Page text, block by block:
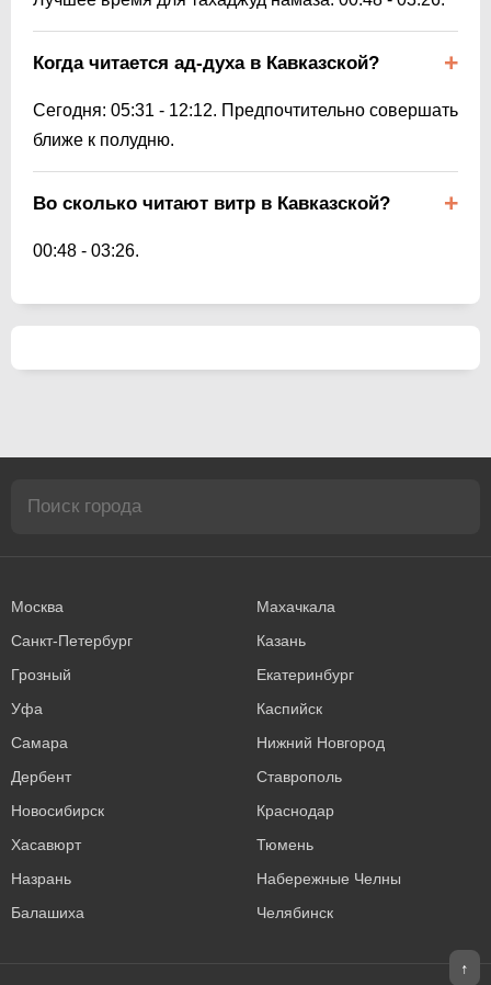
Когда читается ад-духа в Кавказской?
Сегодня: 05:31 - 12:12. Предпочтительно совершать
ближе к полудню.
Во сколько читают витр в Кавказской?
00:48 - 03:26.
Москва
Махачкала
Санкт-Петербург
Казань
Грозный
Екатеринбург
Уфа
Каспийск
Самара
Нижний Новгород
Дербент
Ставрополь
Новосибирск
Краснодар
Хасавюрт
Тюмень
Назрань
Набережные Челны
Балашиха
Челябинск
↑